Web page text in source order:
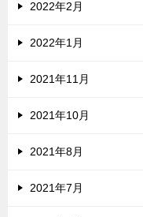
2022年2月
2022年1月
2021年11月
2021年10月
2021年8月
2021年7月